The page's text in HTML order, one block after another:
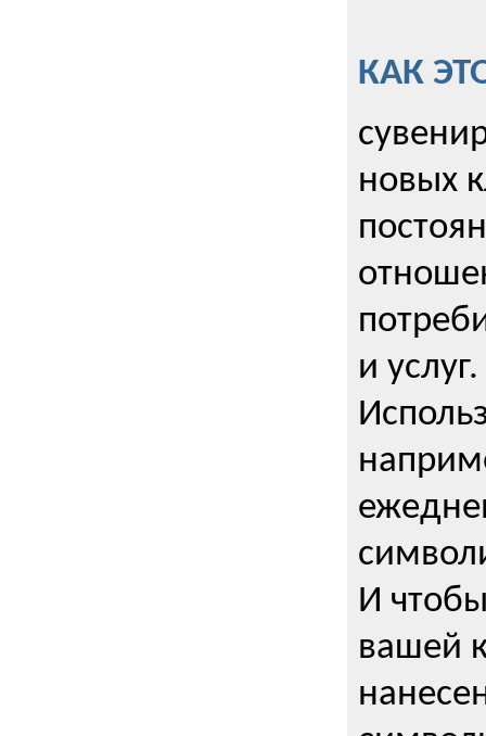
КАК
новых
и услуг.
И
вашей